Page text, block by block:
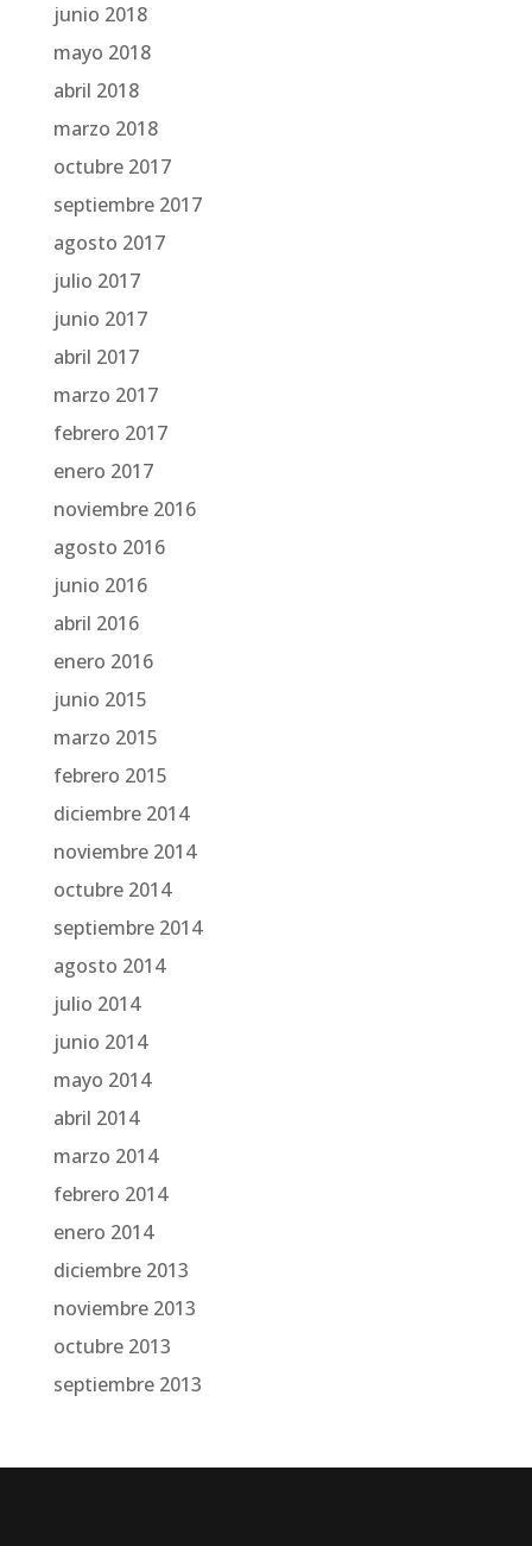
junio 2018
mayo 2018
abril 2018
marzo 2018
octubre 2017
septiembre 2017
agosto 2017
julio 2017
junio 2017
abril 2017
marzo 2017
febrero 2017
enero 2017
noviembre 2016
agosto 2016
junio 2016
abril 2016
enero 2016
junio 2015
marzo 2015
febrero 2015
diciembre 2014
noviembre 2014
octubre 2014
septiembre 2014
agosto 2014
julio 2014
junio 2014
mayo 2014
abril 2014
marzo 2014
febrero 2014
enero 2014
diciembre 2013
noviembre 2013
octubre 2013
septiembre 2013